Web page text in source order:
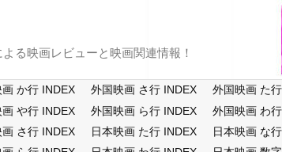
る映画レビューと映画関連情報！
か行 INDEX 外国映画 さ行 INDEX 外国映画 た
や行 INDEX 外国映画 ら行 INDEX 外国映画 わ
画 さ行 INDEX 日本映画 た行 INDEX 日本映画 な